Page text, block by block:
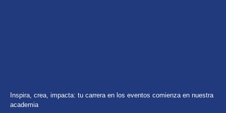
Inspira, crea, impacta: tu carrera en los eventos comienza en nuestra
academia